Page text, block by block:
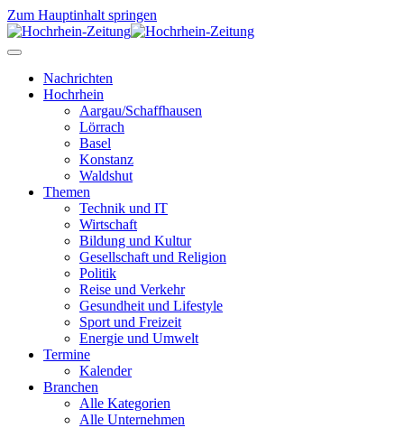
Zum Hauptinhalt springen
Nachrichten
Hochrhein
Aargau/Schaffhausen
Lörrach
Basel
Konstanz
Waldshut
Themen
Technik und IT
Wirtschaft
Bildung und Kultur
Gesellschaft und Religion
Politik
Reise und Verkehr
Gesundheit und Lifestyle
Sport und Freizeit
Energie und Umwelt
Termine
Kalender
Branchen
Alle Kategorien
Alle Unternehmen